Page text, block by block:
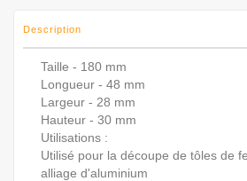
Description
Taille - 180 mm
Longueur - 48 mm
Largeur - 28 mm
Hauteur - 30 mm
Utilisations :
Utilisé pour la découpe de tôles de
alliage d'aluminium